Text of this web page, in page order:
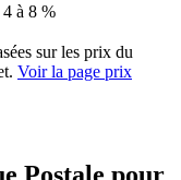
4 à 8 %
sur les prix du
Voir la page prix